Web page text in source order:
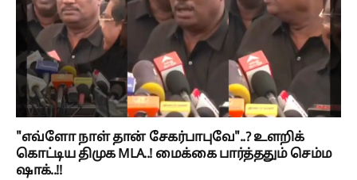
"எவ்ளோ நாள் தான் சேகர்பாபுவே"..? உளறிக்
கொட்டிய திமுக MLA..! மைக்கை பார்த்ததும் செம்ம
ஷாக்..!!